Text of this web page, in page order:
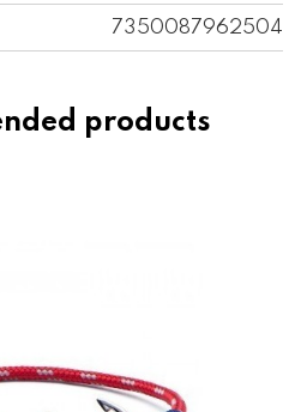
7350087962504
products